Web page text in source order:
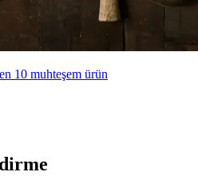
10 muhteşem ürün